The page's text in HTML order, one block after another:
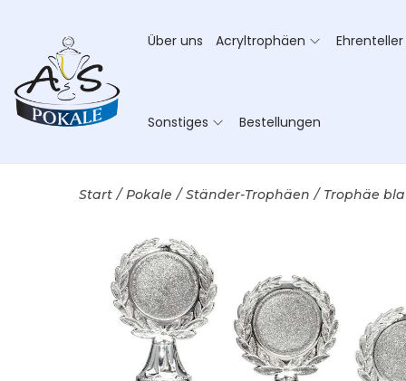
Über uns Acryltrophäen Ehrenteller
Sonstiges Bestellungen
Start / Pokale / Ständer-Trophäen / Trophäe